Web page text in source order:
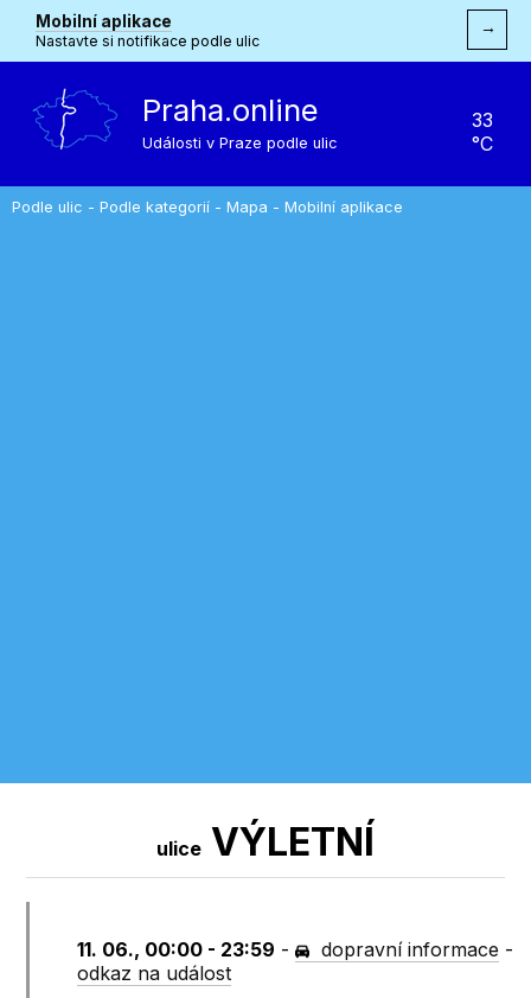
Mobilní aplikace
Nastavte si notifikace podle ulic
→
Praha.online
Události v Praze podle ulic
33
°C
Podle ulic - Podle kategorií - Mapa - Mobilní aplikace
ulice VÝLETNÍ
11. 06., 00:00 - 23:59 - dopravní informace -
odkaz na událost